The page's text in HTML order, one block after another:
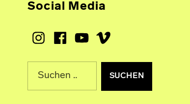
Social Media
InstagramFacebookYoutubeVimeo
Suche nach: